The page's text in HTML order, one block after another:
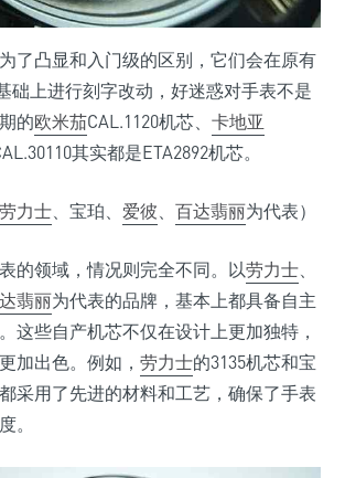
了凸显和入门级的区别，它们会在原有
础上进行刻字改动，好迷惑对手表不是
的欧米茄CAL.1120机芯、 卡地亚
其实都是ETA2892机芯。
劳力士 、宝珀、 爱彼 百达翡丽为代表）
的领域，情况则完全不同。以劳力士
翡丽为代表的品牌，基本上都具备自主
这些自产机芯不仅在设计上更加独特，
加出色。例如， 劳力士的3135机芯和宝
采用了先进的材料和工艺，确保了手表
。